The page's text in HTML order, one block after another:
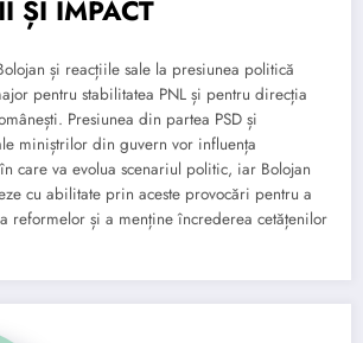
ȘI IMPACT
și reacțiile sale la presiunea politică
pentru stabilitatea PNL și pentru direcția
Presiunea din partea PSD și
miniștrilor din guvern vor influența
care va evolua scenariul politic, iar Bolojan
cu abilitate prin aceste provocări pentru a
reformelor și a menține încrederea cetățenilor